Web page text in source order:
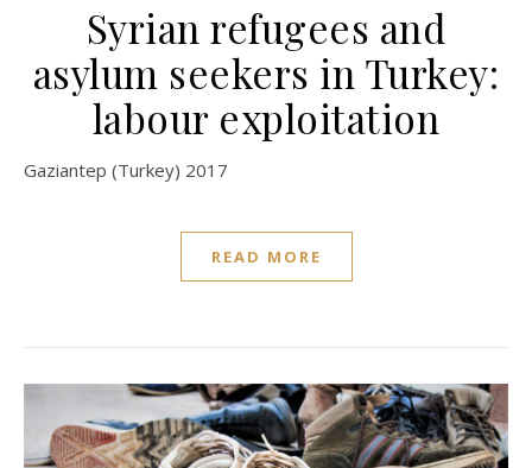
Syrian refugees and
asylum seekers in Turkey:
labour exploitation
Gaziantep (Turkey) 2017
READ MORE